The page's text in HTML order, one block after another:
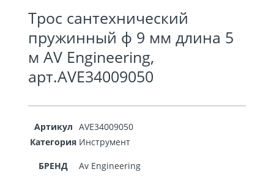
Трос сантехнический
пружинный ф 9 мм длина 5
м AV Engineering,
арт.AVE34009050
Артикул AVE34009050
Категория Инструмент
БРЕНД Av Engineering